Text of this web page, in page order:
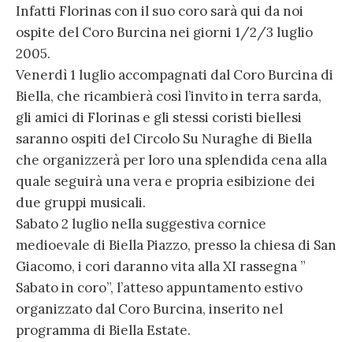
Infatti Florinas con il suo coro sarà qui da noi
ospite del Coro Burcina nei giorni 1/2/3 luglio
2005.
Venerdì 1 luglio accompagnati dal Coro Burcina di
Biella, che ricambierà così l’invito in terra sarda,
gli amici di Florinas e gli stessi coristi biellesi
saranno ospiti del Circolo Su Nuraghe di Biella
che organizzerà per loro una splendida cena alla
quale seguirà una vera e propria esibizione dei
due gruppi musicali.
Sabato 2 luglio nella suggestiva cornice
medioevale di Biella Piazzo, presso la chiesa di San
Giacomo, i cori daranno vita alla XI rassegna ”
Sabato in coro”, l’atteso appuntamento estivo
organizzato dal Coro Burcina, inserito nel
programma di Biella Estate.